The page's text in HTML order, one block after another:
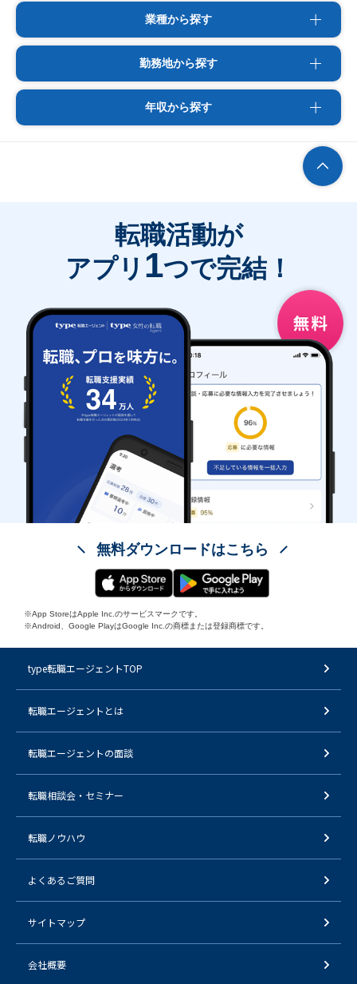
業種から探す
勤務地から探す
年収から探す
転職活動が
アプリ 1つで完結！
無料ダウンロードはこちら
※App StoreはApple Inc.のサービスマークです。
※Android、Google PlayはGoogle Inc.の商標または登録商標です。
type転職エージェントTOP
転職エージェントとは
転職エージェントの面談
転職相談会・セミナー
転職ノウハウ
よくあるご質問
サイトマップ
会社概要